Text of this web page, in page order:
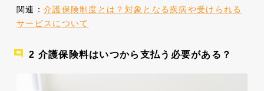
関連： 介護保険制度とは？対象となる疾病や受けられる
サービスについて
介護保険料はいつから支払う必要がある？